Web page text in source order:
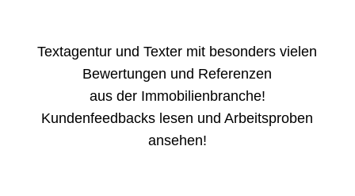
Textagentur und Texter mit besonders vielen
Bewertungen und Referenzen
aus der Immobilienbranche!
Kundenfeedbacks lesen undArbeitsproben
ansehen!